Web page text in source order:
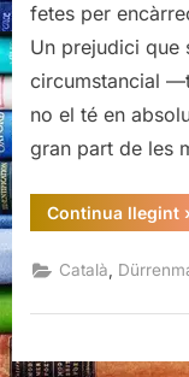
fetes per
Un prejudici que
circumstancial
no el té en
gran part de les
Continua llegint
Català